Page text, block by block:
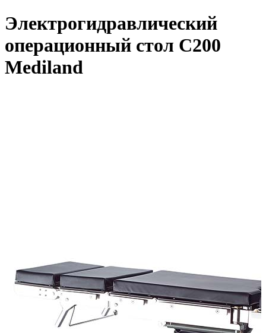
Электрогидравлический
операционный стол C200
Mediland